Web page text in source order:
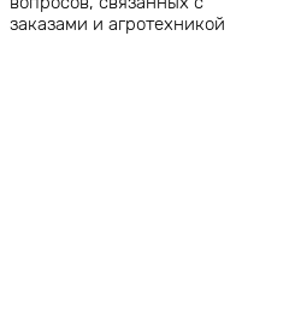
заказами и агротехникой